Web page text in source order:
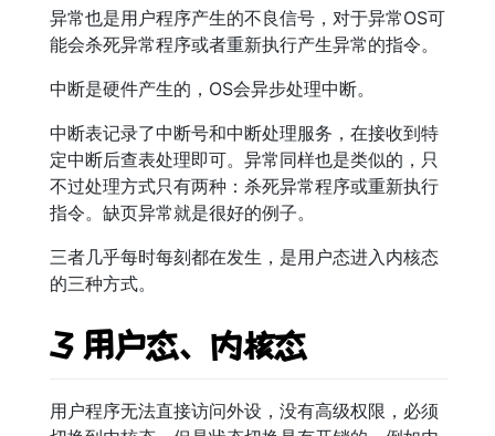
异常也是用户程序产生的不良信号，对于异常OS可
能会杀死异常程序或者重新执行产生异常的指令。
中断是硬件产生的，OS会异步处理中断。
中断表记录了中断号和中断处理服务，在接收到特
定中断后查表处理即可。异常同样也是类似的，只
不过处理方式只有两种：杀死异常程序或重新执行
指令。缺页异常就是很好的例子。
三者几乎每时每刻都在发生，是用户态进入内核态
的三种方式。
3 用户态、内核态
用户程序无法直接访问外设，没有高级权限，必须